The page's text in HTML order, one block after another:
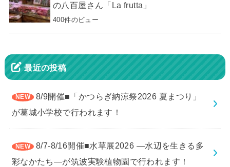
の八百屋さん「La frutta」
400件のビュー
最近の投稿
8/9開催■「かつらぎ納涼祭2026 夏まつり」
が葛城小学校で行われます！
8/7-8/16開催■水草展2026 ―水辺を生きる多
彩なかたち―が筑波実験植物園で行われます！